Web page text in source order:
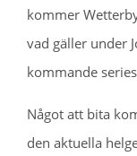
kommer
vad gäller under
kommande
Något att bita
den aktuella